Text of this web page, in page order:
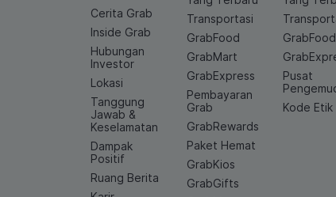
Cerita Grab
Inside Grab
Hubungan
Investor
Lokasi
Tanggung
Jawab &
Keselamatan
Dampak
Positif
Ruang Berita
Transportasi
GrabFood
GrabMart
GrabExpress
Pembayaran
Grab
GrabRewards
Paket Hemat
GrabKios
GrabGifts
GrabFood
Pusat
Kode Etik